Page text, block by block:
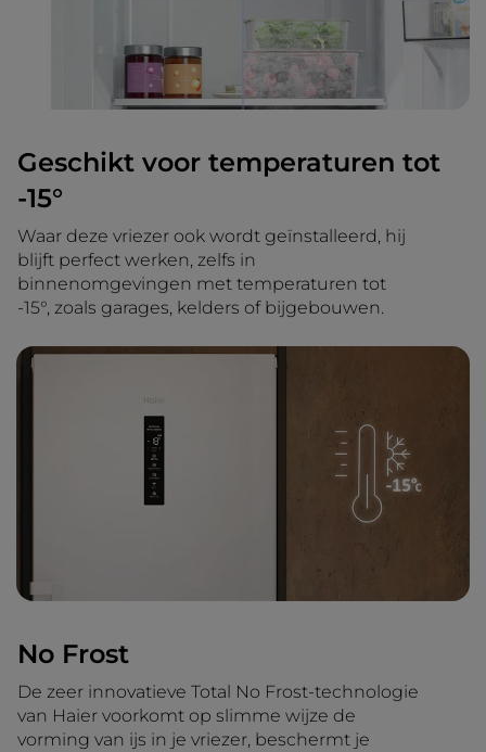
Geschikt voor temperaturen tot
-15°
Waar deze vriezer ook wordt geïnstalleerd, hij
blijft perfect werken, zelfs in
binnenomgevingen met temperaturen tot
-15°, zoals garages, kelders of bijgebouwen.
No Frost
De zeer innovatieve Total No Frost-technologie
van Haier voorkomt op slimme wijze de
vorming van ijs in je vriezer, beschermt je